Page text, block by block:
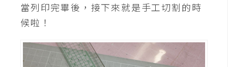
當列印完畢後，接下來就是手工切割的時
候啦！